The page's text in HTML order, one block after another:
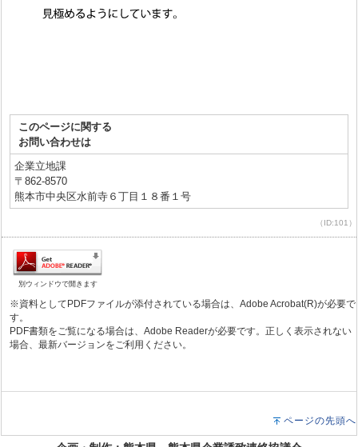
このページに関する
お問い合わせは
企業立地課
〒862-8570
熊本市中央区水前寺６丁目１８番１号
（ID:101）
別ウィンドウで開きます
※資料としてPDFファイルが添付されている場合は、Adobe Acrobat(R)が必要で
す。
PDF書類をご覧になる場合は、Adobe Readerが必要です。正しく表示されない
場合、最新バージョンをご利用ください。
ページの先頭へ